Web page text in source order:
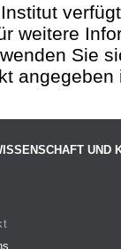
weitere
Sie
UND